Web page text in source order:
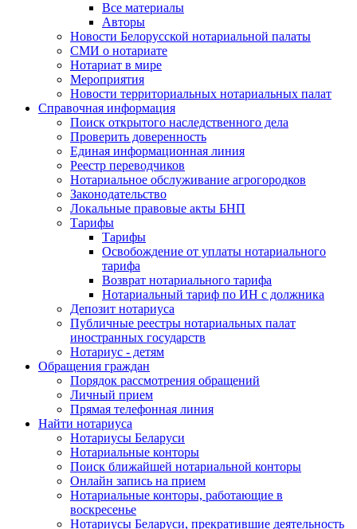
Все материалы
Авторы
Новости Белорусской нотариальной палаты
СМИ о нотариате
Нотариат в мире
Мероприятия
Новости территориальных нотариальных палат
Справочная информация
Поиск открытого наследственного дела
Проверить доверенность
Единая информационная линия
Реестр переводчиков
Нотариальное обслуживание агрогородков
Законодательство
Локальные правовые акты БНП
Тарифы
Тарифы
Освобождение от уплаты нотариального
тарифа
Возврат нотариального тарифа
Нотариальный тариф по ИН с должника
Депозит нотариуса
Публичные реестры нотариальных палат
иностранных государств
Нотариус - детям
Обращения граждан
Порядок рассмотрения обращений
Личный прием
Прямая телефонная линия
Найти нотариуса
Нотариусы Беларуси
Нотариальные конторы
Поиск ближайшей нотариальной конторы
Онлайн запись на прием
Нотариальные конторы, работающие в
воскресенье
Нотариусы Беларуси, прекратившие деятельность